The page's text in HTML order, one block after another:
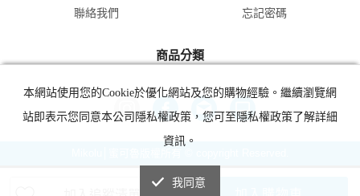
聯絡我們
忘記密碼
商品分類
本網站使用您的Cookie於優化網站及您的購物經驗。繼續瀏覽網
站即表示您同意本公司隱私權政策，您可至隱私權政策了解詳細
資訊。
我同意